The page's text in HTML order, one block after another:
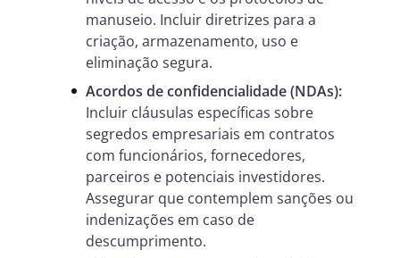
manuseio. Incluir diretrizes para a
criação, armazenamento, uso e
eliminação segura.
Acordos de confidencialidade (NDAs):
Incluir cláusulas específicas sobre
segredos empresariais em contratos
com funcionários, fornecedores,
parceiros e potenciais investidores.
Assegurar que contemplem sanções ou
indenizações em caso de
descumprimento.